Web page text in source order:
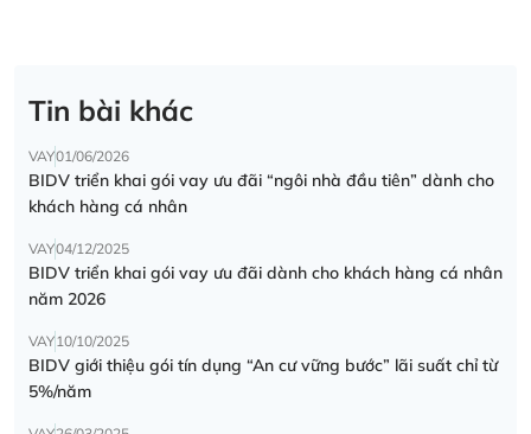
Tin bài khác
VAY01/06/2026
BIDV triển khai gói vay ưu đãi “ngôi nhà đầu tiên” dành cho
khách hàng cá nhân
VAY04/12/2025
BIDV triển khai gói vay ưu đãi dành cho khách hàng cá nhân
năm 2026
VAY10/10/2025
BIDV giới thiệu gói tín dụng “An cư vững bước” lãi suất chỉ từ
5%/năm